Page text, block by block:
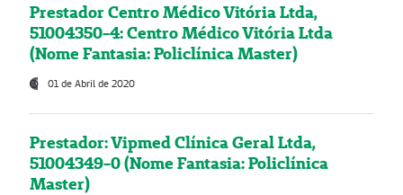
Prestador Centro Médico Vitória Ltda,
51004350-4: Centro Médico Vitória Ltda
(Nome Fantasia: Policlínica Master)
01 de Abril de 2020
Prestador: Vipmed Clínica Geral Ltda,
51004349-0 (Nome Fantasia: Policlínica
Master)